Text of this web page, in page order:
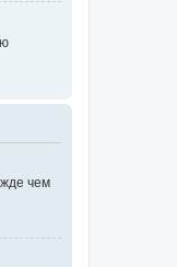
чем